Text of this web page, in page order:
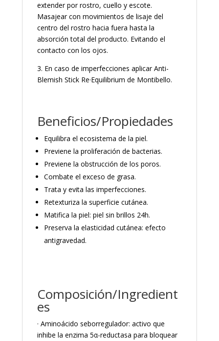
extender por rostro, cuello y escote.
Masajear con movimientos de lisaje del
centro del rostro hacia fuera hasta la
absorción total del producto. Evitando el
contacto con los ojos.
3. En caso de imperfecciones aplicar Anti-
Blemish Stick Re·Equilibrium de Montibello.
Beneficios/Propiedades
Equilibra el ecosistema de la piel.
Previene la proliferación de bacterias.
Previene la obstrucción de los poros.
Combate el exceso de grasa.
Trata y evita las imperfecciones.
Retexturiza la superficie cutánea.
Matifica la piel: piel sin brillos 24h.
Preserva la elasticidad cutánea: efecto
antigravedad.
Composición/Ingredient
es
· Aminoácido seborregulador: activo que
inhibe la enzima 5α-reductasa para bloquear